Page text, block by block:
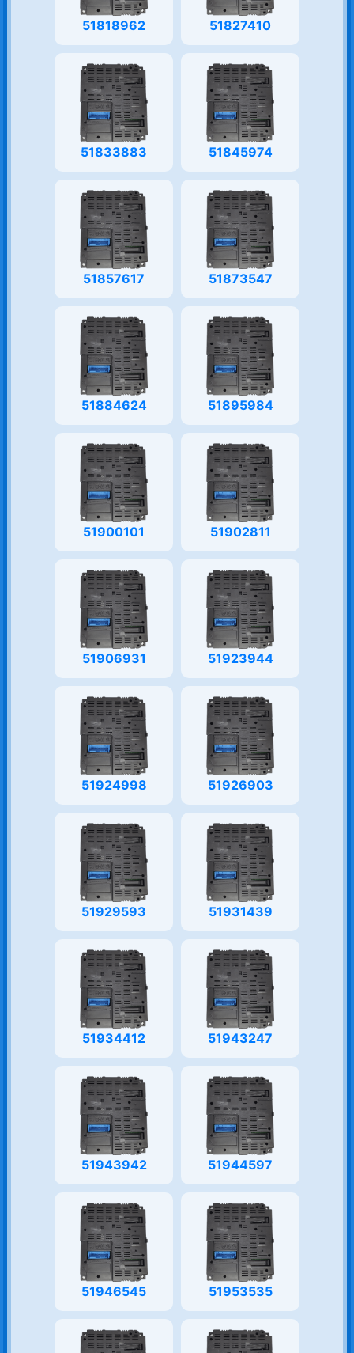
51818962 51827410
51833883 51845974
51857617 51873547
51884624 51895984
51900101 51902811
51906931 51923944
51924998 51926903
51929593 51931439
51934412 51943247
51943942 51944597
51946545 51953535